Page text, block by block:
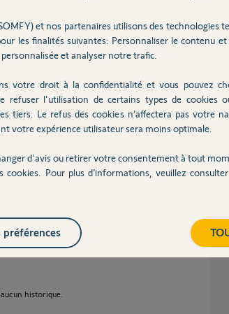
?
de moteur et non du modèle ci-
motorisation ?
historique.
et nos partenaires utilisons des technologies
les finalités suivantes: Personnaliser le contenu
et analyser notre trafic.
votre droit à la confidentialité et vous pouvez
refuser l'utilisation de certains types de cookies
tiers. Le refus des cookies n’affectera pas votre
votre expérience utilisateur sera moins optimale.
d'avis ou retirer votre consentement à tout
cookies. Pour plus d’informations, veuillez
préférences